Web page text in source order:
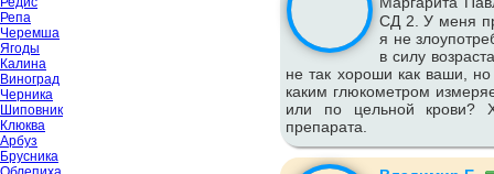
Репа
Черемша
Ягоды
Калина
Виноград
Черника
Шиповник
Клюква
Арбуз
Брусника
СД 2. У меня
я не
в силу
не так хороши как ваши,
каким глюкометром
или по цельной крови?
препарата.